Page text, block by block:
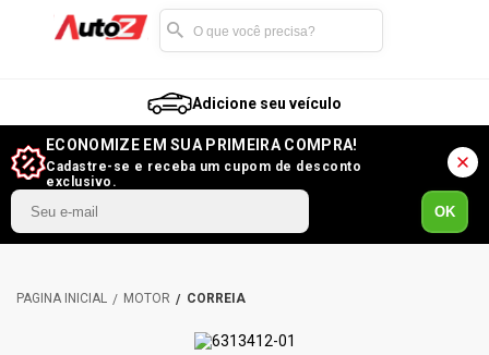
Adicione seu veículo
ECONOMIZE EM SUA PRIMEIRA COMPRA!
Cadastre-se e receba um cupom de desconto
exclusivo.
OK
MOTOR CORREIA